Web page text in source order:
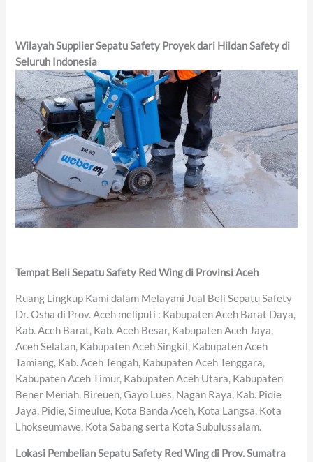
Wilayah Supplier Sepatu Safety Proyek dari Hildan Safety di
Seluruh Indonesia
Tempat Beli Sepatu Safety Red Wing di Provinsi Aceh
Ruang Lingkup Kami dalam Melayani Jual Beli Sepatu Safety
Dr. Osha di Prov. Aceh meliputi : Kabupaten Aceh Barat Daya,
Kab. Aceh Barat, Kab. Aceh Besar, Kabupaten Aceh Jaya,
Aceh Selatan, Kabupaten Aceh Singkil, Kabupaten Aceh
Tamiang, Kab. Aceh Tengah, Kabupaten Aceh Tenggara,
Kabupaten Aceh Timur, Kabupaten Aceh Utara, Kabupaten
Bener Meriah, Bireuen, Gayo Lues, Nagan Raya, Kab. Pidie
Jaya, Pidie, Simeulue, Kota Banda Aceh, Kota Langsa, Kota
Lhokseumawe, Kota Sabang serta Kota Subulussalam.
Lokasi Pembelian Sepatu Safety Red Wing di Prov. Sumatra